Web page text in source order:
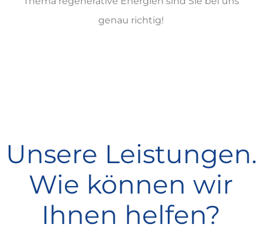
genau richtig!
Unsere Leistungen.
Wie können wir
Ihnen helfen?